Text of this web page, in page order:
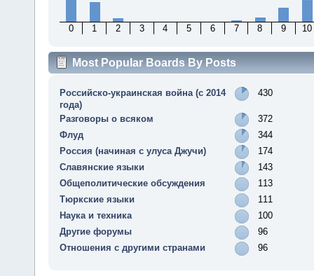
0 1 2 3 4 5 6 7 8 9 10
Most Popular Boards By Posts
Российско-украинская война (с 2014
года)
430
Разговоры о всяком
372
Флуд
344
Россия (начиная с улуса Джучи)
174
Славянские языки
143
Общеполитические обсуждения
113
Тюркские языки
111
Наука и техника
100
Другие форумы
96
Отношения с другими странами
96